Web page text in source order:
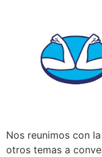
Nos reunimos con
otros temas a